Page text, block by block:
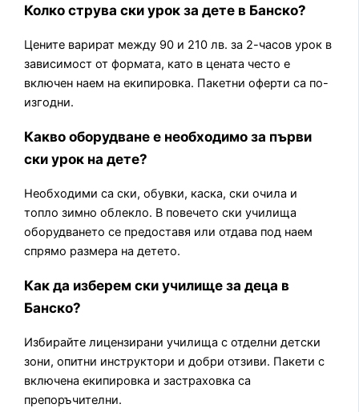
Колко струва ски урок за дете в Банско?
Цените варират между 90 и 210 лв. за 2-часов урок в
зависимост от формата, като в цената често е
включен наем на екипировка. Пакетни оферти са по-
изгодни.
Какво оборудване е необходимо за първи
ски урок на дете?
Необходими са ски, обувки, каска, ски очила и
топло зимно облекло. В повечето ски училища
оборудването се предоставя или отдава под наем
спрямо размера на детето.
Как да изберем ски училище за деца в
Банско?
Избирайте лицензирани училища с отделни детски
зони, опитни инструктори и добри отзиви. Пакети с
включена екипировка и застраховка са
препоръчителни.